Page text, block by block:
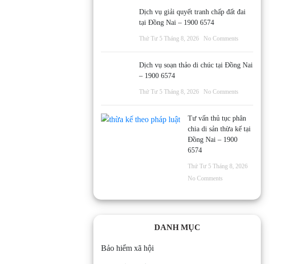
Dịch vụ giải quyết tranh chấp đất đai
tại Đồng Nai – 1900 6574
Thứ Tư 5 Tháng 8, 2026 No Comments
Dịch vụ soạn thảo di chúc tại Đồng Nai
– 1900 6574
Thứ Tư 5 Tháng 8, 2026 No Comments
Tư vấn thủ tục phân
chia di sản thừa kế tại
Đồng Nai – 1900
6574
Thứ Tư 5 Tháng 8, 2026
No Comments
DANH MỤC
Bảo hiểm xã hội